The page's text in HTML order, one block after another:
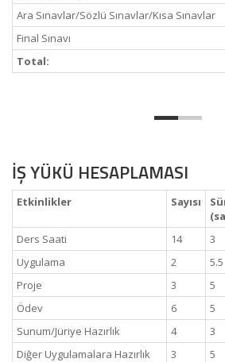
Ara Sınavlar/Sözlü Sınavlar/Kısa Sınavlar
Final Sınavı
Total:
İŞ YÜKÜ HESAPLAMASI
Etkinlikler Sayısı
Ders Saati
14 3
Uygulama
2 5.5
Proje
3 5
Ödev
6 5
Sunum/Jüriye Hazırlık
4 3
Diğer Uygulamalara Hazırlık
3 5